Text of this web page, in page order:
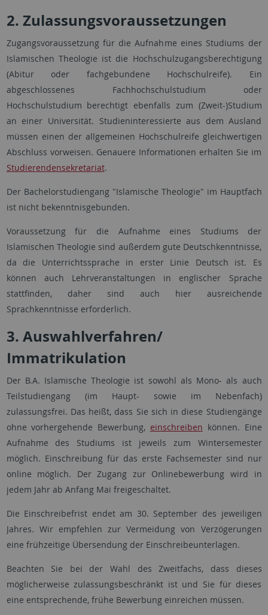
2. Zulassungsvoraussetzungen
Zugangsvoraussetzung für die Aufnahme eines Studiums der
Islamischen Theologie ist die Hochschulzugangsberechtigung
(Abitur oder fachgebundene Hochschulreife). Ein
abgeschlossenes Fachhochschulstudium oder
Hochschulstudium berechtigt ebenfalls zum (Zweit-)Studium
an einer Universität. Studieninteressierte aus dem Ausland
müssen einen der allgemeinen Hochschulreife gleichwertigen
Abschluss vorweisen. Genauere Informationen erhalten Sie im
Studierendensekretariat.
Der Bachelorstudiengang "Islamische Theologie" im Hauptfach
ist nicht bekenntnisgebunden.
Voraussetzung für die Aufnahme eines Studiums der
Islamischen Theologie sind außerdem gute Deutschkenntnisse,
da die Unterrichtssprache in erster Linie Deutsch ist. Es
können auch Lehrveranstaltungen in englischer Sprache
stattfinden, daher sind auch hier ausreichende
Sprachkenntnisse erforderlich.
3. Auswahlverfahren/
Immatrikulation
Der B.A. Islamische Theologie ist sowohl als Mono- als auch
Teilstudiengang (im Haupt- sowie im Nebenfach)
zulassungsfrei. Das heißt, dass Sie sich in diese Studiengänge
ohne vorhergehende Bewerbung, einschreiben können. Eine
Aufnahme des Studiums ist jeweils zum Wintersemester
möglich. Einschreibung für das erste Fachsemester sind nur
online möglich. Der Zugang zur Onlinebewerbung wird in
jedem Jahr ab Anfang Mai freigeschaltet.
Die Einschreibefrist endet am 30. September des jeweiligen
Jahres. Wir empfehlen zur Vermeidung von Verzögerungen
eine frühzeitige Übersendung der Einschreibeunterlagen.
Beachten Sie bei der Wahl des Zweitfachs, dass dieses
möglicherweise zulassungsbeschränkt ist und Sie für dieses
eine entsprechende, frühe Bewerbung einreichen müssen.